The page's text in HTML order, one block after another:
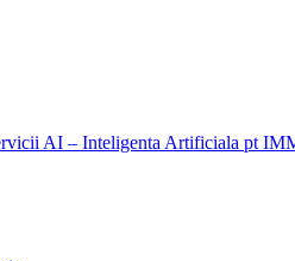
AI – Inteligenta Artificiala pt